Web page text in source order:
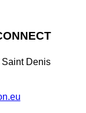
Saint Denis